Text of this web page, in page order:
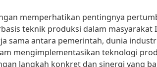
memperhatikan pentingnya
teknik produksi dalam masyarakat
sama antara pemerintah, dunia
mengimplementasikan teknologi
langkah konkret dan sinergi yang